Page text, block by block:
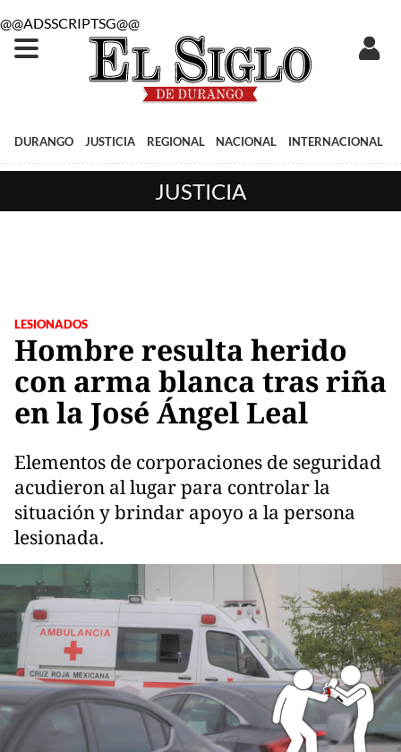
@@ADSSCRIPTSG@@
DURANGO JUSTICIA REGIONAL NACIONAL INTERNACIONAL
JUSTICIA
LESIONADOS
Hombre resulta herido
con arma blanca tras riña
en la José Ángel Leal
Elementos de corporaciones de seguridad
acudieron al lugar para controlar la
situación y brindar apoyo a la persona
lesionada.